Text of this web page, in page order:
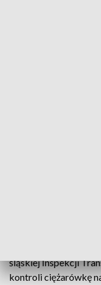
śląskiej Inspekcji
kontroli ciężarówkę